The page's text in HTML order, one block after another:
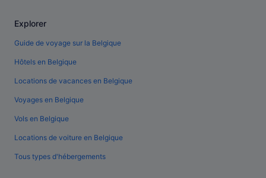
Explorer
Guide de voyage sur la Belgique
Hôtels en Belgique
Locations de vacances en Belgique
Voyages en Belgique
Vols en Belgique
Locations de voiture en Belgique
Tous types d'hébergements